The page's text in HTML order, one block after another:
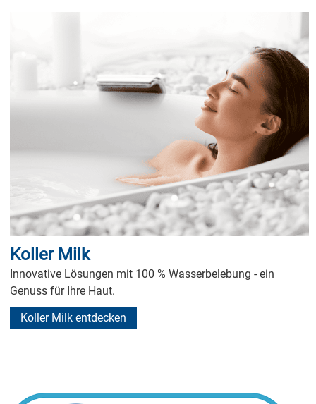
Koller Milk
Innovative Lösungen mit 100 % Wasserbelebung - ein
Genuss für Ihre Haut.
Koller Milk entdecken